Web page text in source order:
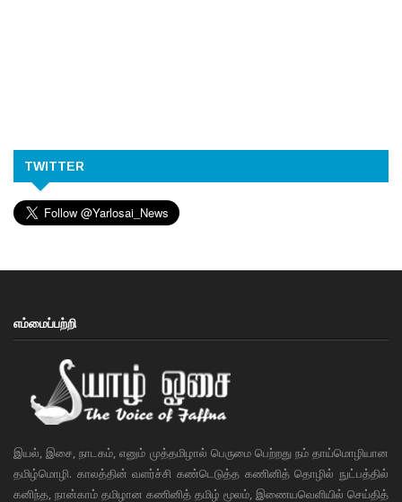
TWITTER
எம்மைப்பற்றி
இயல், இசை, நாடகம், எனும் முத்தமிழால் பெருமை பெற்றது நம் தாய்மொழியான
தமிழ்மொழி. காலத்தின் வளர்ச்சி கண்டெடுத்த கணினித் தொழில் நுட்பத்தில்
கனிந்த, நான்காம் தமிழான கணினித் தமிழ் மூலம், இணையவெளியில் செய்தித்